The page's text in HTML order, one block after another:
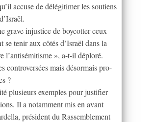
accuse de délégitimer les soutiens
grave injustice de boycotter ceux
se tenir aux côtés d’Israël dans la
l’antisémitisme », a-t-il déploré.
controversées mais désormais pro-
?
plusieurs exemples pour justifier
Il a notamment mis en avant
président du Rassemblement